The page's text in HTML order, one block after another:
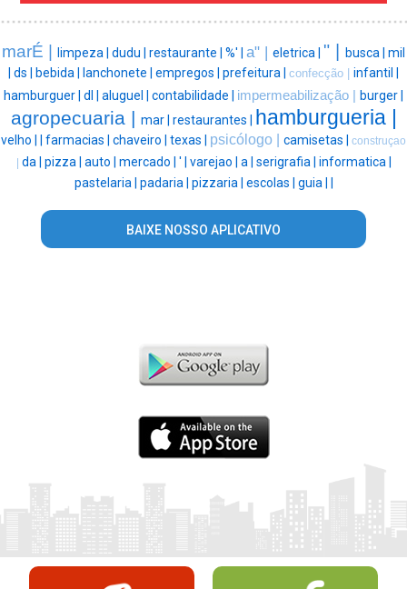
marÉ | limpeza | dudu | restaurante | %' | a" | eletrica | " | busca | mil
| ds | bebida | lanchonete | empregos | prefeitura | confecção | infantil |
hamburguer | dl | aluguel | contabilidade | impermeabilização | burger |
agropecuaria | mar | restaurantes | hamburgueria |
velho | | farmacias | chaveiro | texas | psicólogo | camisetas | construçao
| da | pizza | auto | mercado | ' | varejao | a | serigrafia | informatica |
pastelaria | padaria | pizzaria | escolas | guia | |
BAIXE NOSSO APLICATIVO